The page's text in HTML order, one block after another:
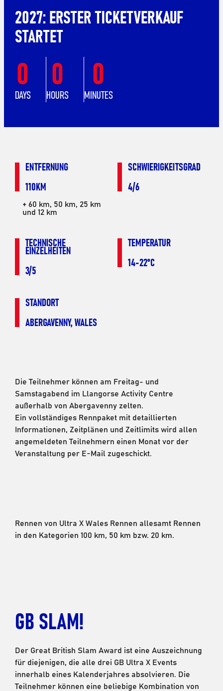
2027: ERSTER TICKETVERKAUF
STARTET
0
DAYS
0
HOURS
0
MINUTES
ENTFERNUNG
110KM
+ 60 km, 50 km, 25 km
und 12 km
SCHWIERIGKEITSGRAD
4/6
TECHNISCHE
EINZELHEITEN
3/5
TEMPERATUR
14-22°C
STANDORT
ABERGAVENNY, WALES
Die Teilnehmer können am Freitag- und
Samstagabend im Llangorse Activity Centre
außerhalb von Abergavenny zelten.
Ein vollständiges Rennpaket mit detaillierten
Informationen, Zeitplänen und Zeitlimits wird allen
angemeldeten Teilnehmern einen Monat vor der
Veranstaltung per E-Mail zugeschickt.
Rennen von Ultra X Wales Rennen allesamt Rennen
in den Kategorien 100 km, 50 km bzw. 20 km.
GB SLAM!
Der Great British Slam Award ist eine Auszeichnung
für diejenigen, die alle drei GB Ultra X Events
innerhalb eines Kalenderjahres absolvieren. Die
Teilnehmer können eine beliebige Kombination von